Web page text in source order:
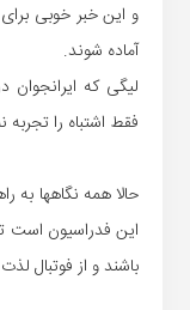
و این خبر خوبی
آماده شوند.
لیگی که ایرانجوان
فقط اشتباه را
حالا همه نگاهها به
این فدراسیون است
باشند و از فوتبال